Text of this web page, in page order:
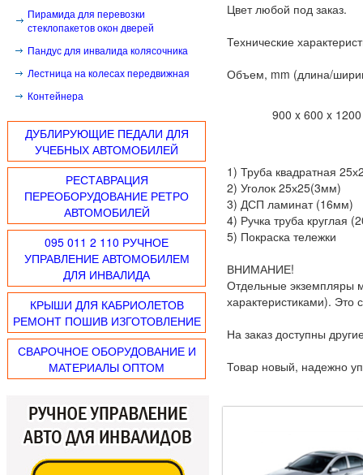
Пирамида для перевозки
стеклопакетов окон дверей
Пандус для инвалида колясочника
Лестница на колесах передвижная
Контейнера
ДУБЛИРУЮЩИЕ ПЕДАЛИ ДЛЯ
УЧЕБНЫХ АВТОМОБИЛЕЙ
РЕСТАВРАЦИЯ
ПЕРЕОБОРУДОВАНИЕ РЕТРО
АВТОМОБИЛЕЙ
095 011 2 110 РУЧНОЕ
УПРАВЛЕНИЕ АВТОМОБИЛЕМ
ДЛЯ ИНВАЛИДА
КРЫШИ ДЛЯ КАБРИОЛЕТОВ
РЕМОНТ ПОШИВ ИЗГОТОВЛЕНИЕ
СВАРОЧНОЕ ОБОРУДОВАНИЕ И
МАТЕРИАЛЫ ОПТОМ
Цвет любой под заказ.
Технические
Объем, mm (длина/
900 x
1) Труба квадратная
2) Уголок 25х25(3мм)
3) ДСП ламинат (16мм)
4) Ручка труба круглая
5) Покраска тележки
ВНИМАНИЕ!
Отдельные экземпляры
характеристиками). Это
На заказ доступны
Товар новый, надежно